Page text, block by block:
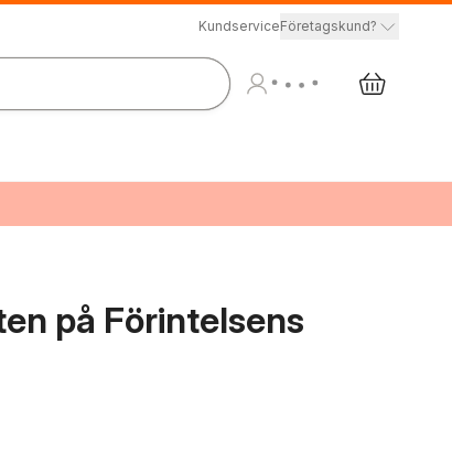
KundserviceFöretagskund?
på Förintelsens